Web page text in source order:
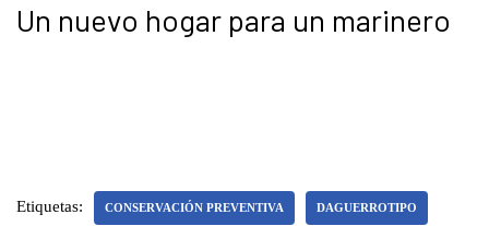
Un nuevo hogar para un marinero
Etiquetas: CONSERVACIÓN PREVENTIVA DAGUERROTIPO